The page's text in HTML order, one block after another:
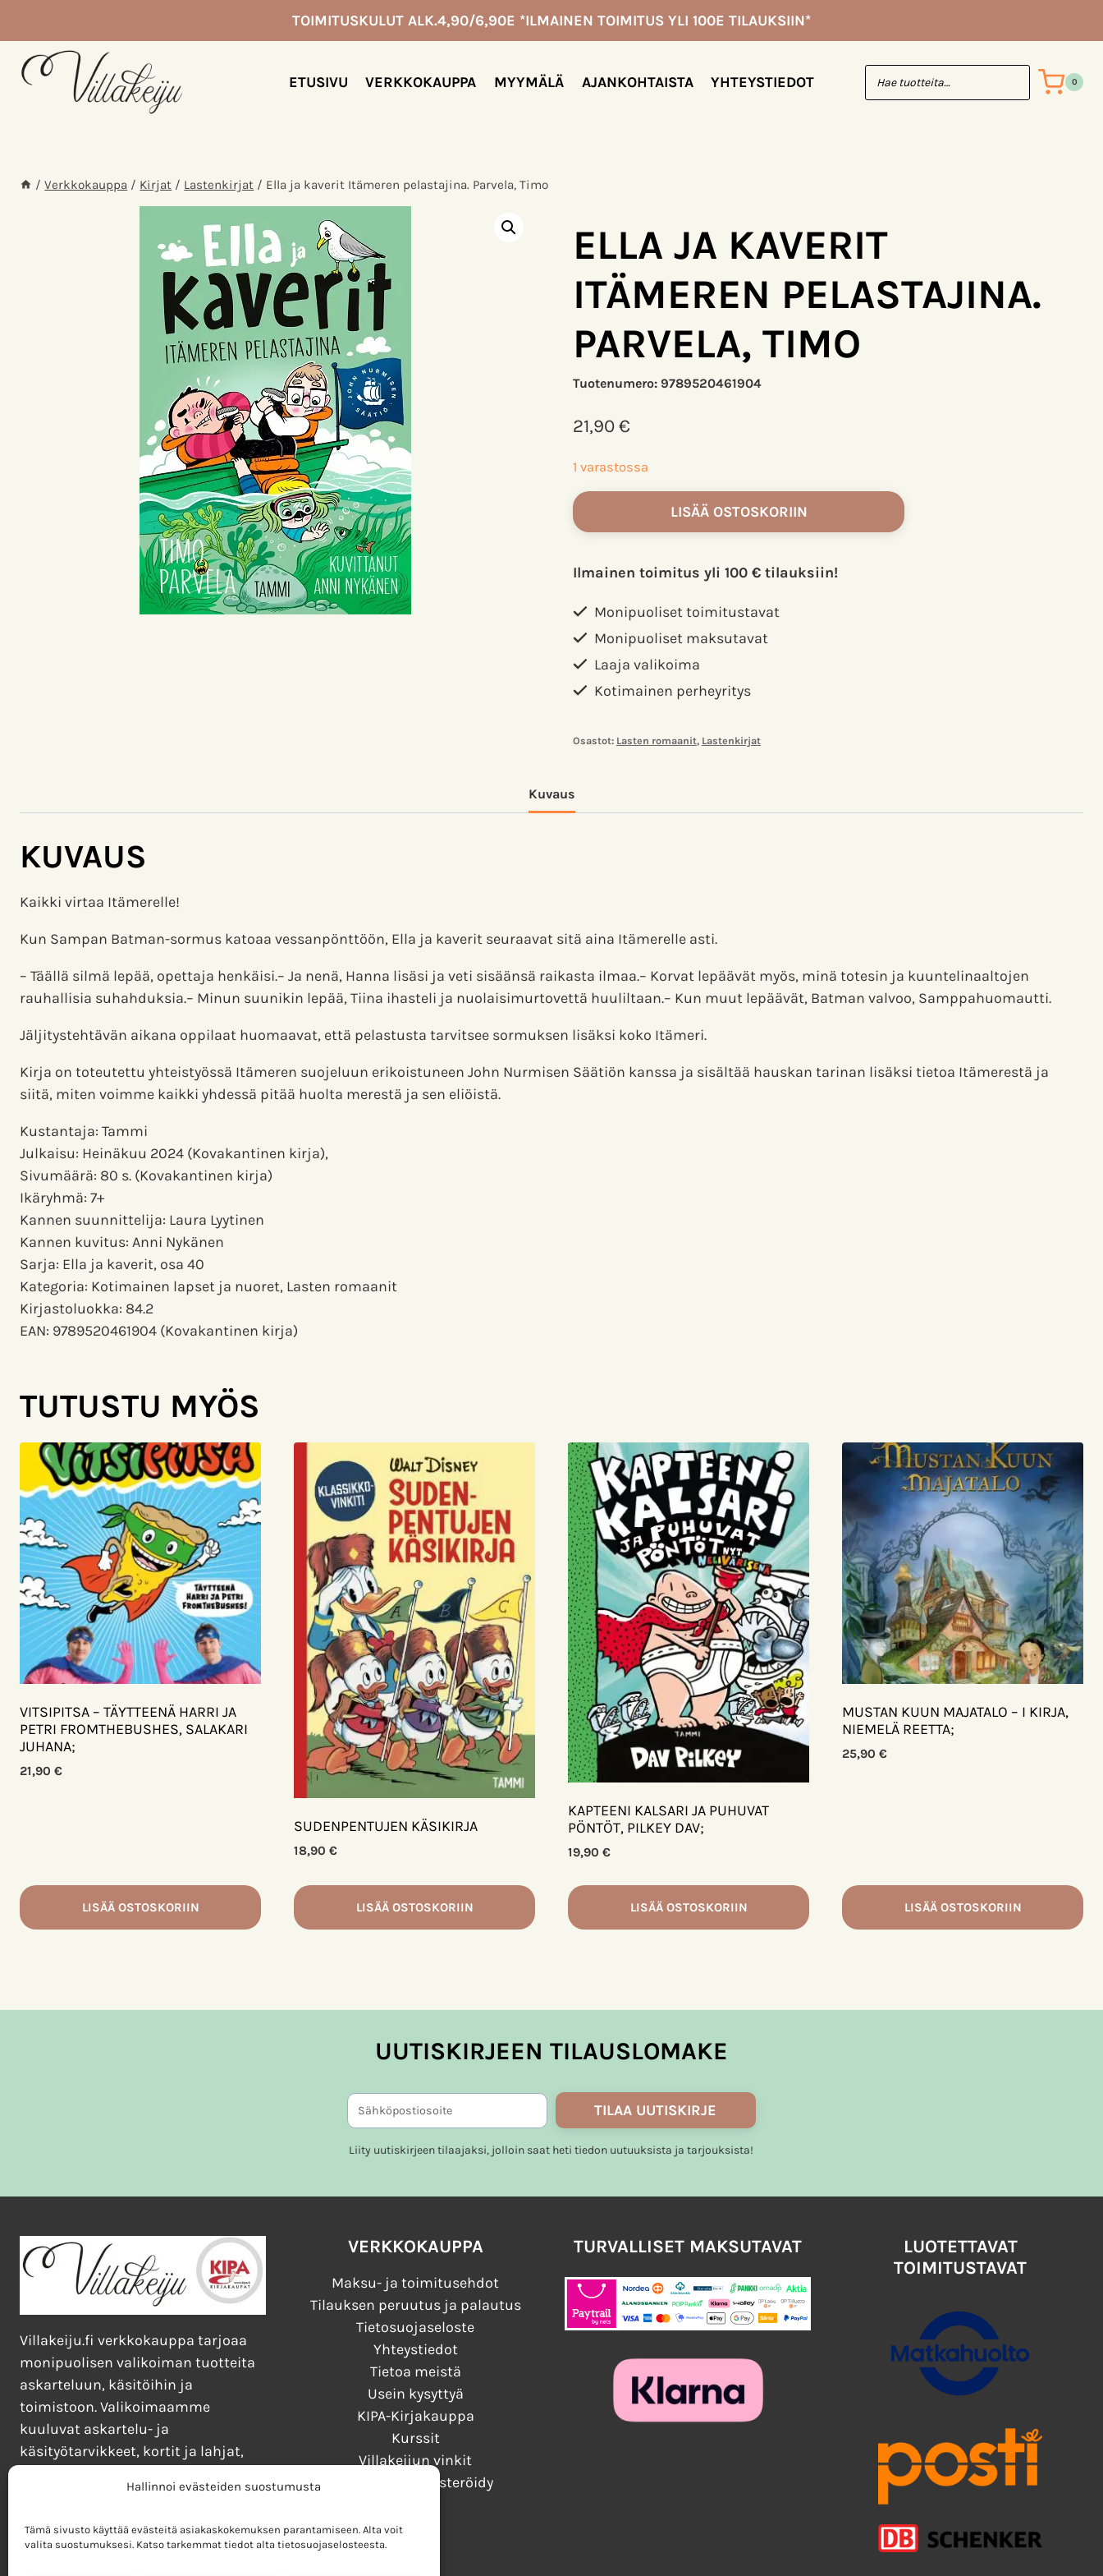
Hallinnoi evästeiden suostumusta
Tämä sivusto käyttää evästeitä asiakaskokemuksen parantamiseen. Alta voit
valita suostumuksesi. Katso tarkemmat tiedot alta tietosuojaselosteesta.
TOIMITUSKULUT ALK.4,90/6,90E *ILMAINEN TOIMITUS YLI 100E TILAUKSIIN*
ETUSIVU VERKKOKAUPPA MYYMÄLÄ AJANKOHTAISTA YHTEYSTIEDOT 0
/ Verkkokauppa / Kirjat / Lastenkirjat / Ella ja kaverit Itämeren pelastajina. Parvela, Timo
ELLA JA KAVERIT
ITÄMEREN PELASTAJINA.
PARVELA, TIMO
Tuotenumero: 9789520461904
21,90€
1 varastossa
Ella
ja
Itämeren
Parvela,
Timo
määrä
LISÄÄ OSTOSKORIIN
Ilmainen toimitus yli 100 € tilauksiin!
Monipuoliset toimitustavat
Monipuoliset maksutavat
Laaja valikoima
Kotimainen perheyritys
Osastot: Lasten romaanit, Lastenkirjat
Kuvaus
KUVAUS
Kaikki virtaa Itämerelle!
Kun Sampan Batman-sormus katoaa vessanpönttöön, Ella ja kaverit seuraavat sitä aina Itämerelle asti.
– Täällä silmä lepää, opettaja henkäisi.– Ja nenä, Hanna lisäsi ja veti sisäänsä raikasta ilmaa.– Korvat lepäävät myös, minä totesin ja kuuntelinaaltojen
rauhallisia suhahduksia.– Minun suunikin lepää, Tiina ihasteli ja nuolaisimurtovettä huuliltaan.– Kun muut lepäävät, Batman valvoo, Samppahuomautti.
Jäljitystehtävän aikana oppilaat huomaavat, että pelastusta tarvitsee sormuksen lisäksi koko Itämeri.
Kirja on toteutettu yhteistyössä Itämeren suojeluun erikoistuneen John Nurmisen Säätiön kanssa ja sisältää hauskan tarinan lisäksi tietoa Itämerestä ja
siitä, miten voimme kaikki yhdessä pitää huolta merestä ja sen eliöistä.
Kustantaja: Tammi
Julkaisu: Heinäkuu 2024 (Kovakantinen kirja),
Sivumäärä: 80 s. (Kovakantinen kirja)
Ikäryhmä: 7+
Kannen suunnittelija: Laura Lyytinen
Kannen kuvitus: Anni Nykänen
Sarja: Ella ja kaverit, osa 40
Kategoria: Kotimainen lapset ja nuoret, Lasten romaanit
Kirjastoluokka: 84.2
EAN: 9789520461904 (Kovakantinen kirja)
TUTUSTU MYÖS
VITSIPITSA – TÄYTTEENÄ HARRI JA
PETRI FROMTHEBUSHES, SALAKARI
JUHANA;
21,90 €
LISÄÄ OSTOSKORIIN
SUDENPENTUJEN KÄSIKIRJA
18,90 €
LISÄÄ OSTOSKORIIN
KAPTEENI KALSARI JA PUHUVAT
PÖNTÖT, PILKEY DAV;
19,90 €
LISÄÄ OSTOSKORIIN
MUSTAN KUUN MAJATALO – I KIRJA,
NIEMELÄ REETTA;
25,90 €
LISÄÄ OSTOSKORIIN
UUTISKIRJEEN TILAUSLOMAKE
TILAA UUTISKIRJE
Liity uutiskirjeen tilaajaksi, jolloin saat heti tiedon uutuuksista ja tarjouksista!
Villakeiju.fi verkkokauppa tarjoaa
monipuolisen valikoiman tuotteita
askarteluun, käsitöihin ja
toimistoon. Valikoimaamme
kuuluvat askartelu- ja
käsityötarvikkeet, kortit ja lahjat,
toimistotarvikkeet.
VERKKOKAUPPA
Maksu- ja toimitusehdot
Tilauksen peruutus ja palautus
Tietosuojaseloste
Yhteystiedot
Tietoa meistä
Usein kysyttyä
KIPA-Kirjakauppa
Kurssit
Villakeijun vinkit
Kirjaudu / Rekisteröidy
TURVALLISET MAKSUTAVAT
LUOTETTAVAT
TOIMITUSTAVAT
Parvela,
Timo